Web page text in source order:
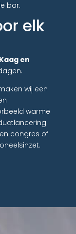
bar.
elk
en
wij een
warme
congres of